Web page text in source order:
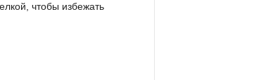
чтобы избежать